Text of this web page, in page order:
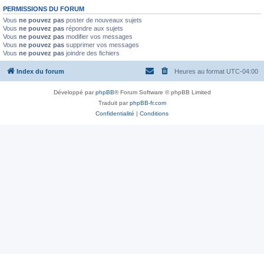
PERMISSIONS DU FORUM
Vous ne pouvez pas poster de nouveaux sujets
Vous ne pouvez pas répondre aux sujets
Vous ne pouvez pas modifier vos messages
Vous ne pouvez pas supprimer vos messages
Vous ne pouvez pas joindre des fichiers
Index du forum Heures au format UTC-04:00
Développé parphpBB® Forum Software © phpBB Limited
Traduit parphpBB-fr.com
Confidentialité | Conditions